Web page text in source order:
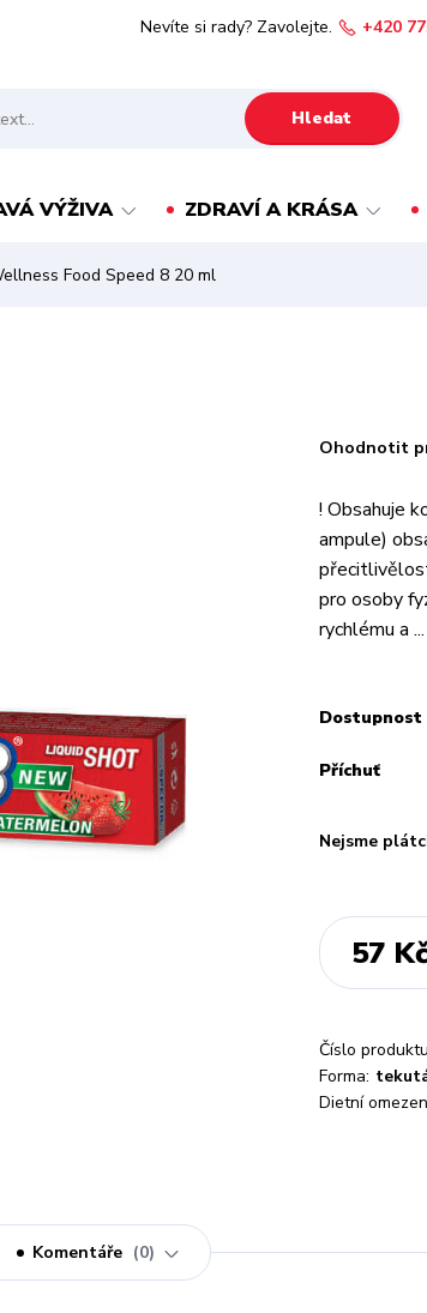
Hledat
Nevíte si rady? Zavolejte. +420
VÝŽIVA ZDRAVÍ A KRÁSA
Food Speed 8 20 ml
Ohodnotit
! Obsahuje
ampule)
pro osoby
rychlému a ...
Dostupnost
Příchuť
Nejsme
57
Číslo
Forma:
Dietní
Komentáře 0